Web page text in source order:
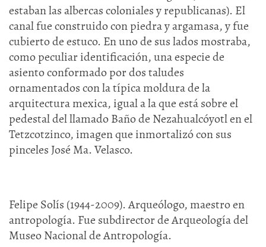
estaban las albercas coloniales y republicanas). El
canal fue construido con piedra y argamasa, y fue
cubierto de estuco. En uno de sus lados mostraba,
como peculiar identificación, una especie de
asiento conformado por dos taludes
ornamentados con la típica moldura de la
arquitectura mexica, igual a la que está sobre el
pedestal del llamado Baño de Nezahualcóyotl en el
Tetzcotzinco, imagen que inmortalizó con sus
pinceles José Ma. Velasco.
Felipe Solís (1944-2009). Arqueólogo, maestro en
antropología. Fue subdirector de Arqueología del
Museo Nacional de Antropología.